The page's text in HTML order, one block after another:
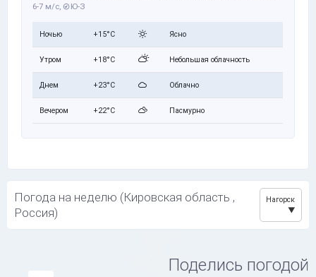
6-7 м/с, Ю-З
Ночью +15°C Ясно
Утром +18°C Небольшая облачность
Днем +23°C Облачно
Вечером +22°C Пасмурно
Погода на неделю (Кировская область ,
Россия)
Нагорск
Поделись погодой